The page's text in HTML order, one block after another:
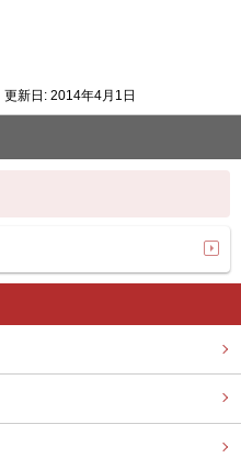
更新日: 2014年4月1日